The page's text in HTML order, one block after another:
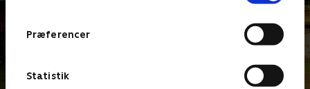
Præferencer
Statistik